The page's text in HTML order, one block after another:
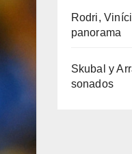
Rodri,
panorama
Skubal y
sonados